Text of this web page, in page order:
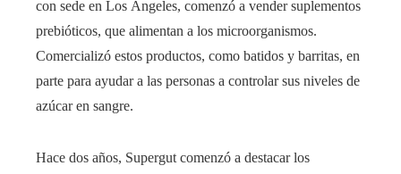
con sede en Los Ángeles, comenzó a vender suplementos
prebióticos, que alimentan a los microorganismos.
Comercializó estos productos, como batidos y barritas, en
parte para ayudar a las personas a controlar sus niveles de
azúcar en sangre.
Hace dos años, Supergut comenzó a destacar los